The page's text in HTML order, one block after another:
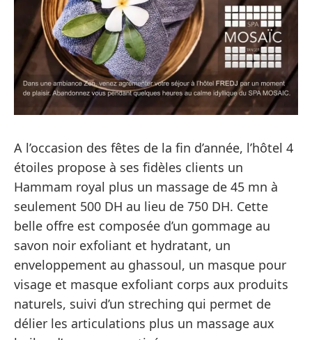
A l’occasion des fêtes de la fin d’année, l’hôtel 4
étoiles propose à ses fidèles clients un
Hammam royal plus un massage de 45 mn à
seulement 500 DH au lieu de 750 DH. Cette
belle offre est composée d’un gommage au
savon noir exfoliant et hydratant, un
enveloppement au ghassoul, un masque pour
visage et masque exfoliant corps aux produits
naturels, suivi d’un streching qui permet de
délier les articulations plus un massage aux